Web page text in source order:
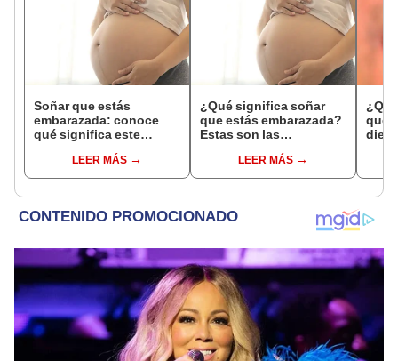
Soñar que estás
embarazada: conoce
qué significa este
LEER MÁS
¿Qué significa soñar
que estás embarazada?
Estas son las
comunesLEER MÁS
que